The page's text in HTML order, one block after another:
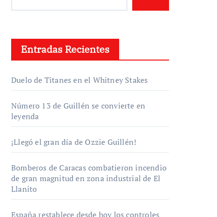
Entradas Recientes
Duelo de Titanes en el Whitney Stakes
Número 13 de Guillén se convierte en
leyenda
¡Llegó el gran día de Ozzie Guillén!
Bomberos de Caracas combatieron incendio
de gran magnitud en zona industrial de El
Llanito
España restablece desde hoy los controles